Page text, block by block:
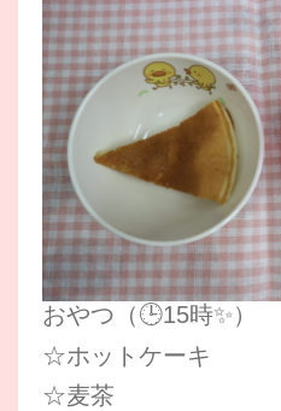
おやつ（🕒15時✨）
☆ホットケーキ
☆麦茶